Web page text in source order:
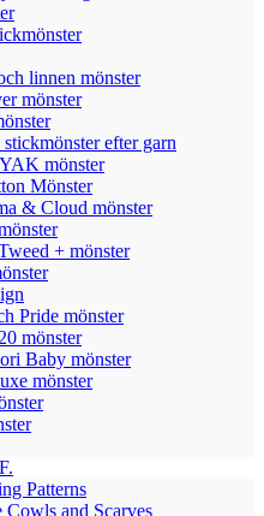
linnen mönster
mönster
efter garn
mönster
Mönster
& Cloud mönster
+ mönster
Pride mönster
mönster
Baby mönster
mönster
Patterns
Cowls and Scarves